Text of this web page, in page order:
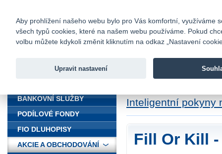
Fio banka
Fio banka
Inteligentní pokyny
Fill Or Kill
BANKOVNÍ SLUŽBY
PODÍLOVÉ FONDY
FIO DLUHOPISY
AKCIE A OBCHODOVÁNÍ
Aby prohlížení našeho webu bylo pro Vás komfortní, využíváme
všech typů cookies, které na našem webu používáme. Pokud
volbu můžete kdykoli změnit kliknutím na odkaz „Nastavení
Upravit nastavení